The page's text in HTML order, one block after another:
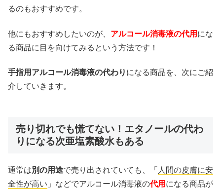
るのもおすすめです。
他にもおすすめしたいのが、 アルコール消毒液の代用 にな
る商品に目を向けてみるという方法です！
手指用アルコール消毒液の代わり になる商品を、次にご紹
介していきます。
売り切れでも慌てない！エタノールの代わ
りになる次亜塩素酸水もある
通常は別の用途で売り出されていても、「 人間の皮膚に安
全性が高い 」などでアルコール消毒液の代用 になる商品が